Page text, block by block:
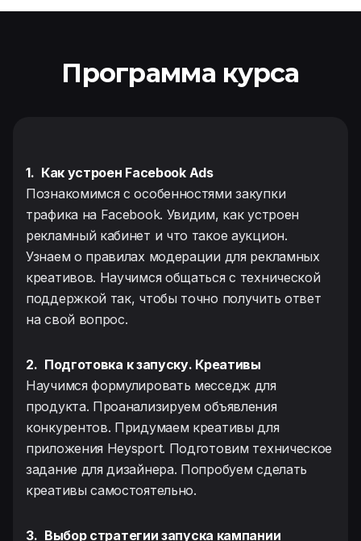
Программа курса
1. Как устроен Facebook Ads
Познакомимся с особенностями закупки
трафика на Facebook. Увидим, как устроен
рекламный кабинет и что такое аукцион.
Узнаем о правилах модерации для рекламных
креативов. Научимся общаться с технической
поддержкой так, чтобы точно получить ответ
на свой вопрос.
2. Подготовка к запуску. Креативы
Научимся формулировать месседж для
продукта. Проанализируем объявления
конкурентов. Придумаем креативы для
приложения Heysport. Подготовим техническое
задание для дизайнера. Попробуем сделать
креативы самостоятельно.
3. Выбор стратегии запуска кампании